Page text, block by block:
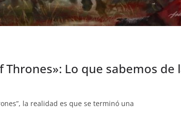
Thrones»: Lo que sabemos de
la realidad es que se terminó una